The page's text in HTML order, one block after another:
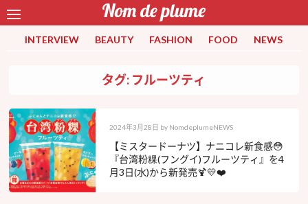
INTERVIEW BEAUTY FASHION FOOD NEWS
タグ: フルーツティ
2024年3月28日 by NomdeplumeNEWS
【ミスタードーナツ】ナニコレ新食感😳
『台湾粉粿(フングイ)フルーツティ』を4
月3日(水)から新発売🍹💛❤️